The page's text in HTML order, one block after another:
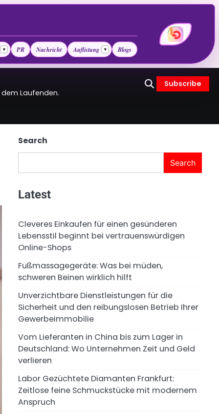
▾ PR Nachricht Auflistung ▾ Blogs
Laufenden.
Subscribe
Search
Search
Latest
Cleveres Einkaufen für einen gesünderen
Lebensstil beginnt bei vertrauenswürdigen
Online-Shops
Fußmassagegeräte: Was bei müden,
schweren Beinen wirklich hilft
Unverzichtbare Dienstleistungen für die
Sicherheit und den reibungslosen Betrieb Ihrer
Gewerbeimmobilie
Vom Lieferanten in China bis zum Lager in
Deutschland: Wo Unternehmen Zeit und Geld
verlieren
Labor Gezüchtete Diamanten Frankfurt:
Zeitlose feine Schmuckstücke mit modernem
Anspruch